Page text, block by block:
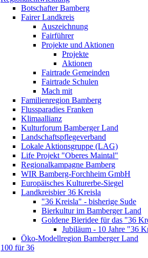
Botschafter Bamberg
Fairer Landkreis
Auszeichnung
Fairführer
Projekte und Aktionen
Projekte
Aktionen
Fairtrade Gemeinden
Fairtrade Schulen
Mach mit
Familienregion Bamberg
Flussparadies Franken
Klimaallianz
Kulturforum Bamberger Land
Landschaftspflegeverband
Lokale Aktionsgruppe (LAG)
Life Projekt "Oberes Maintal"
Regionalkampagne Bamberg
WIR Bamberg-Forchheim GmbH
Europäisches Kulturerbe-Siegel
Landkreisbier 36 Kreisla
"36 Kreisla" - bisherige Sude
Bierkultur im Bamberger Land
Goldene Bieridee für das "36
Jubiläum - 10 Jahre "36
Öko-Modellregion Bamberger Land
100 für 36